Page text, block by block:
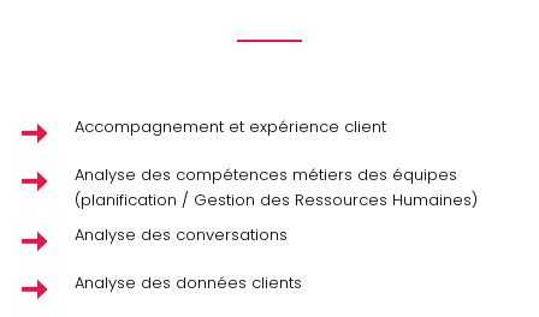
Accompagnement et expérience client
Analyse des compétences métiers des équipes
(planification / Gestion des Ressources Humaines)
Analyse des conversations
Analyse des données clients